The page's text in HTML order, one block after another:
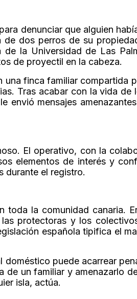
denunciar que alguien
dos perros de su
la Universidad de Las
de proyectil en la cabeza.
una finca familiar compartida
Tras acabar con la vida de
envió mensajes
El operativo, con la
elementos de interés y
durante el registro.
toda la comunidad canaria.
protectoras y los
española tipifica el
puede acarrear
de un familiar y amenazarlo
isla, actúa.